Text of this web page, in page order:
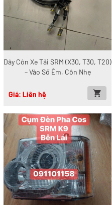
Dây Côn Xe Tải SRM (X30, T30, T20)
– Vào Số Êm, Côn Nhẹ
Giá: Liên hệ